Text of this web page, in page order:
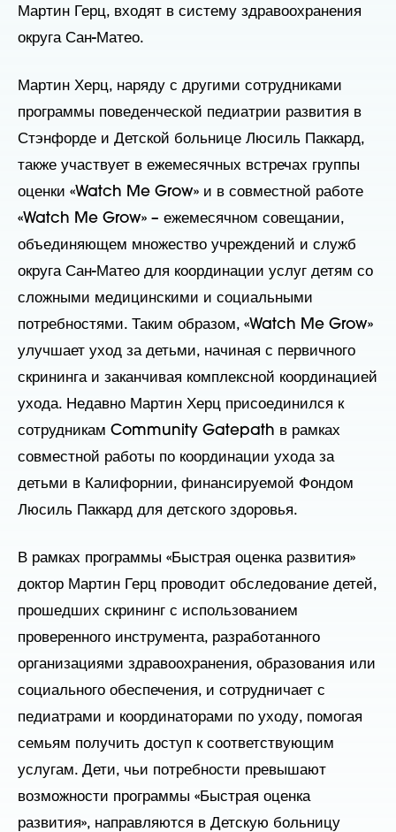
Мартин Герц, входят в систему здравоохранения
округа Сан-Матео.
Мартин Херц, наряду с другими сотрудниками
программы поведенческой педиатрии развития в
Стэнфорде и Детской больнице Люсиль Паккард,
также участвует в ежемесячных встречах группы
оценки «Watch Me Grow» и в совместной работе
«Watch Me Grow» – ежемесячном совещании,
объединяющем множество учреждений и служб
округа Сан-Матео для координации услуг детям со
сложными медицинскими и социальными
потребностями. Таким образом, «Watch Me Grow»
улучшает уход за детьми, начиная с первичного
скрининга и заканчивая комплексной координацией
ухода. Недавно Мартин Херц присоединился к
сотрудникам Community Gatepath в рамках
совместной работы по координации ухода за
детьми в Калифорнии, финансируемой Фондом
Люсиль Паккард для детского здоровья.
В рамках программы «Быстрая оценка развития»
доктор Мартин Герц проводит обследование детей,
прошедших скрининг с использованием
проверенного инструмента, разработанного
организациями здравоохранения, образования или
социального обеспечения, и сотрудничает с
педиатрами и координаторами по уходу, помогая
семьям получить доступ к соответствующим
услугам. Дети, чьи потребности превышают
возможности программы «Быстрая оценка
развития», направляются в Детскую больницу